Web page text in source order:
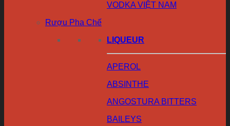
VODKA VIỆT NAM
Rượu Pha Chế
LIQUEUR
APEROL
ABSINTHE
ANGOSTURA BITTERS
BAILEYS